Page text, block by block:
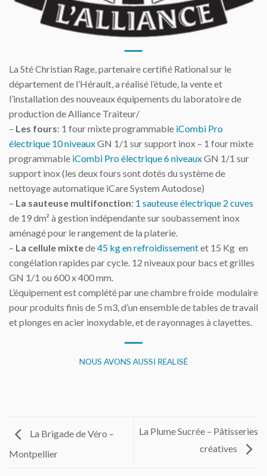
La Sté Christian Rage, partenaire certifié Rational sur le
département de l’Hérault, a réalisé l’étude, la vente et
l’installation des nouveaux équipements du laboratoire de
production de Alliance Traiteur/
– Les fours: 1 four mixte programmable iCombi Pro
électrique 10 niveauxGN 1/1 sur support inox – 1 four mixte
programmable iCombi Pro électrique 6 niveauxGN 1/1 sur
support inox (les deux fours sont dotés du système de
nettoyage automatique iCare System Autodose)
– La sauteuse multifonction: 1 sauteuse électrique 2 cuves
de 19 dm² à gestion indépendante sur soubassement inox
aménagé pour le rangement de la platerie.
– La cellule mixtede45 kg en refroidissementet 15 Kg en
congélation rapides par cycle. 12 niveaux pour bacs et grilles
GN 1/1 ou 600 x 400 mm.
L’équipement est complété par une chambre froide modulaire
pour produits finis de 5 m3, d’un ensemble de tables de travail
et plonges en acier inoxydable, et de rayonnages à clayettes.
NOUS AVONS AUSSI REALISÉ
La Brigade de Véro –
Montpellier
La Plume Sucrée – Pâtisseries
créatives